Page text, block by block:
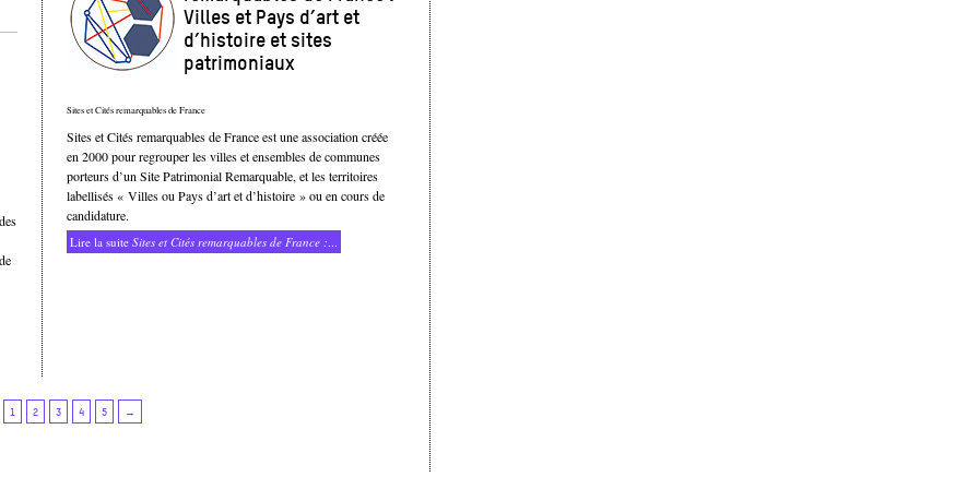
Villes et Pays d’art et
d’histoire et sites
patrimoniaux
Sites et Cités remarquables de France
Sites et Cités remarquables de France est une association créée
en 2000 pour regrouper les villes et ensembles de communes
porteurs d’un Site Patrimonial Remarquable, et les territoires
labellisés « Villes ou Pays d’art et d’histoire » ou en cours de
candidature.
Lire la suiteSites et Cités remarquables de France :...
1 2 3 4 5 →